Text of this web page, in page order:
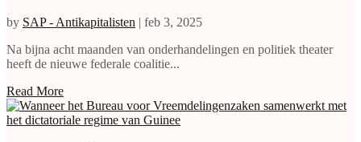
by SAP - Antikapitalisten | feb 3, 2025
Na bijna acht maanden van onderhandelingen en politiek theater
heeft de nieuwe federale coalitie...
Read More